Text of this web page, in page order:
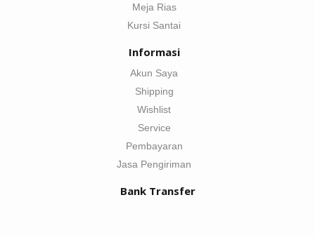
Meja Rias
Kursi Santai
Informasi
Akun Saya
Shipping
Wishlist
Service
Pembayaran
Jasa Pengiriman
Bank Transfer